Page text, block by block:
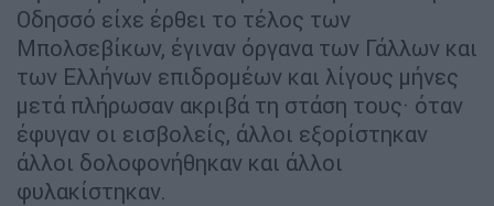
Οδησσό είχε έρθει το τέλος των
Μπολσεβίκων, έγιναν όργανα των Γάλλων και
των Ελλήνων επιδρομέων και λίγους μήνες
μετά πλήρωσαν ακριβά τη στάση τους· όταν
έφυγαν οι εισβολείς, άλλοι εξορίστηκαν
άλλοι δολοφονήθηκαν και άλλοι
φυλακίστηκαν.